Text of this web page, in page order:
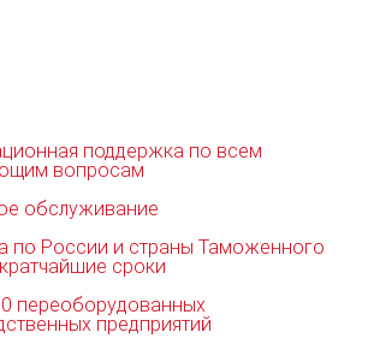
поддержка по всем
вопросам
обслуживание
по России и страны Таможенного
сроки
переоборудованных
предприятий